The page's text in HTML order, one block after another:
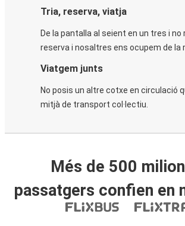
Tria, reserva, viatja
De la pantalla al seient en un tres i no
reserva i nosaltres ens ocupem de la
Viatgem junts
No posis un altre cotxe en circulació
mitjà de transport col·lectiu.
Més de 500
passatgers confien en